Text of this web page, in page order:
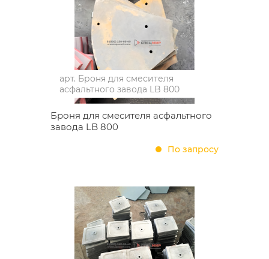
арт. Броня для смесителя
асфальтного завода LB 800
Броня для смесителя асфальтного
завода LB 800
По запросу